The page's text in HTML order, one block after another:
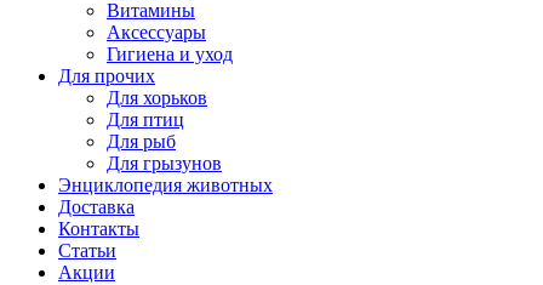
Витамины
Аксессуары
Гигиена и уход
Для прочих
Для хорьков
Для птиц
Для рыб
Для грызунов
Энциклопедия животных
Доставка
Контакты
Статьи
Акции